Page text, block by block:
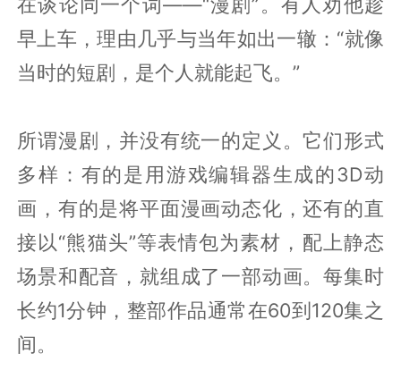
早上车，理由几乎与当年如出一辙：“就像
当时的短剧，是个人就能起飞。”
所谓漫剧，并没有统一的定义。它们形式
多样：有的是用游戏编辑器生成的3D动
画，有的是将平面漫画动态化，还有的直
接以“熊猫头”等表情包为素材，配上静态
场景和配音，就组成了一部动画。每集时
长约1分钟，整部作品通常在60到120集之
间。